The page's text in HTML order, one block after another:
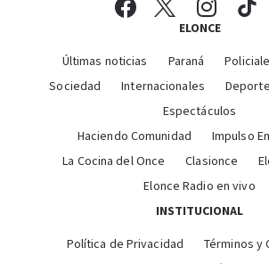
ELONCE
Últimas noticias Paraná
Sociedad
Internacionales
Espectáculos
Haciendo Comunidad
Impulso
La Cocina del Once
Clasionce
Elonce Radio en vivo
INSTITUCIONAL
Política de Privacidad
Términos y